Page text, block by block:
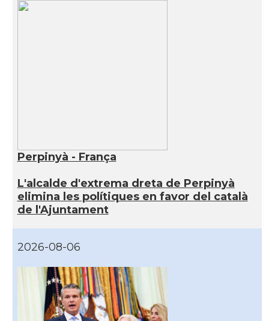
Perpinyà - França
L'alcalde d'extrema dreta de Perpinyà
elimina les polítiques en favor del català
de l'Ajuntament
2026-08-06